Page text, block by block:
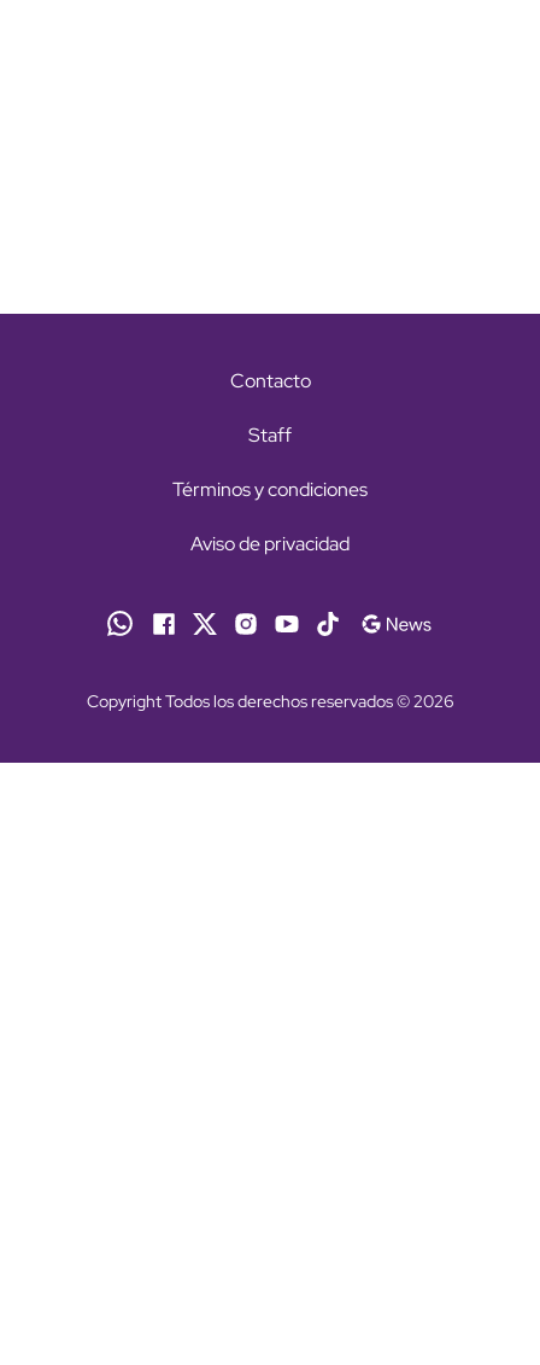
Contacto
Staff
Términos y condiciones
Aviso de privacidad
Copyright Todos los derechos reservados © 2026